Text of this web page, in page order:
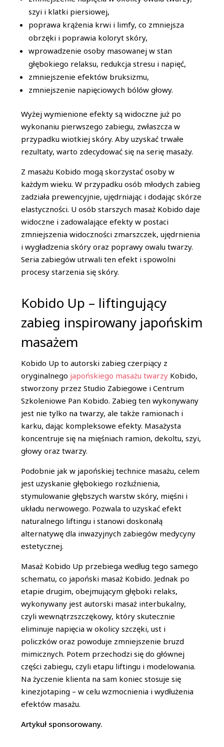
szyi i klatki piersiowej,
poprawa krążenia krwi i limfy, co zmniejsza
obrzęki i poprawia koloryt skóry,
wprowadzenie osoby masowanej w stan
głębokiego relaksu, redukcja stresu i napięć,
zmniejszenie efektów bruksizmu,
zmniejszenie napięciowych bólów głowy.
Wyżej wymienione efekty są widoczne już po
wykonaniu pierwszego zabiegu, zwłaszcza w
przypadku wiotkiej skóry. Aby uzyskać trwałe
rezultaty, warto zdecydować się na serię masaży.
Z masażu Kobido mogą skorzystać osoby w
każdym wieku. W przypadku osób młodych zabieg
zadziała prewencyjnie, ujędrniając i dodając skórze
elastyczności. U osób starszych masaż Kobido daje
widoczne i zadowalające efekty w postaci
zmniejszenia widoczności zmarszczek, ujędrnienia
i wygładzenia skóry oraz poprawy owalu twarzy.
Seria zabiegów utrwali ten efekt i spowolni
procesy starzenia się skóry.
Kobido Up – liftingujący
zabieg inspirowany japońskim
masażem
Kobido Up to autorski zabieg czerpiący z
oryginalnego japońskiego masażu twarzy Kobido,
stworzony przez Studio Zabiegowe i Centrum
Szkoleniowe Pan Kobido. Zabieg ten wykonywany
jest nie tylko na twarzy, ale także ramionach i
karku, dając kompleksowe efekty. Masażysta
koncentruje się na mięśniach ramion, dekoltu, szyi,
głowy oraz twarzy.
Podobnie jak w japońskiej technice masażu, celem
jest uzyskanie głębokiego rozluźnienia,
stymulowanie głębszych warstw skóry, mięśni i
układu nerwowego. Pozwala to uzyskać efekt
naturalnego liftingu i stanowi doskonałą
alternatywę dla inwazyjnych zabiegów medycyny
estetycznej.
Masaż Kobido Up przebiega według tego samego
schematu, co japoński masaż Kobido. Jednak po
etapie drugim, obejmującym głęboki relaks,
wykonywany jest autorski masaż interbukalny,
czyli wewnątrzszczękowy, który skutecznie
eliminuje napięcia w okolicy szczęki, ust i
policzków oraz powoduje zmniejszenie bruzd
mimicznych. Potem przechodzi się do głównej
części zabiegu, czyli etapu liftingu i modelowania.
Na życzenie klienta na sam koniec stosuje się
kinezjotaping – w celu wzmocnienia i wydłużenia
efektów masażu.
Artykuł sponsorowany.